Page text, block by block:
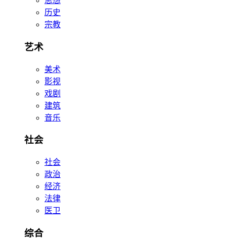
历史
宗教
艺术
美术
影视
戏剧
建筑
音乐
社会
社会
政治
经济
法律
医卫
综合